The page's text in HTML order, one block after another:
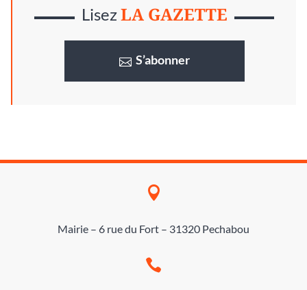
LisezLA GAZETTE
S’abonner

Mairie – 6 rue du Fort – 31320 Pechabou
